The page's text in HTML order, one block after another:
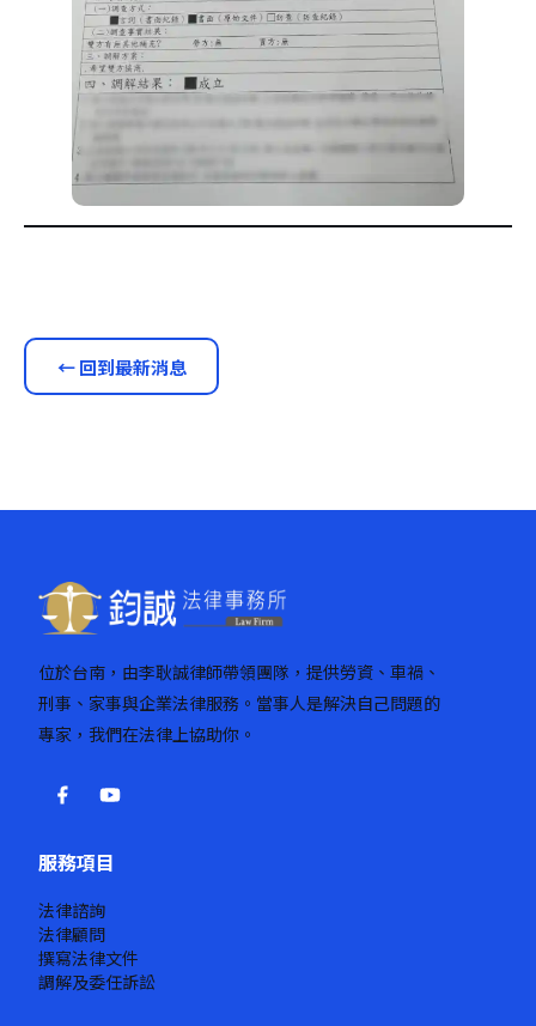
← 回到最新消息
位於台南，由李耿誠律師帶領團隊，提供勞資、車禍、
刑事、家事與企業法律服務。當事人是解決自己問題的
專家，我們在法律上協助你。
服務項目
法律諮詢
法律顧問
撰寫法律文件
調解及委任訴訟